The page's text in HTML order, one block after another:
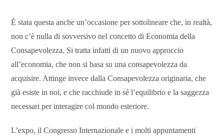
È stata questa anche un’occasione per sottolineare che, in realtà,
non c’è nulla di sovversivo nel concetto di Economia della
Consapevolezza. Si tratta infatti di un nuovo approccio
all’economia, che non si basa su una consapevolezza da
acquisire. Attinge invece dalla Consapevolezza originaria, che
già esiste in noi, e che racchiude in sé l’equilibrio e la saggezza
necessari per interagire col mondo esteriore.
L’expo, il Congresso Internazionale e i molti appuntamenti